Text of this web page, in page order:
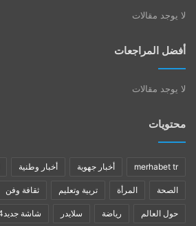
لا يوجد مقالات
أفضل المراجعات
لا يوجد مقالات
محتويات
merhabet tr أخبار جهوية أخبار وطنية
الصحة المرأة تربية وتعليم ثقافة وفن
حول العالم رياضة سلايدر شاشة جديد24